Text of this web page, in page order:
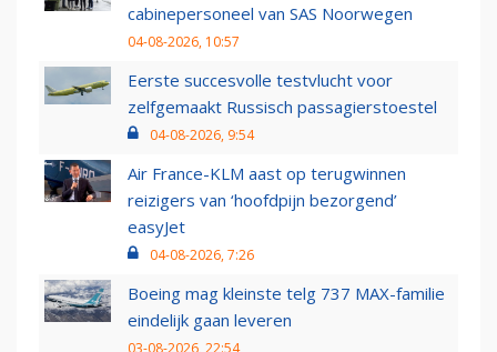
cabinepersoneel van SAS Noorwegen
04-08-2026, 10:57
Eerste succesvolle testvlucht voor
zelfgemaakt Russisch passagierstoestel
04-08-2026, 9:54
Air France-KLM aast op terugwinnen
reizigers van ‘hoofdpijn bezorgend’
easyJet
04-08-2026, 7:26
Boeing mag kleinste telg 737 MAX-familie
eindelijk gaan leveren
03-08-2026, 22:54